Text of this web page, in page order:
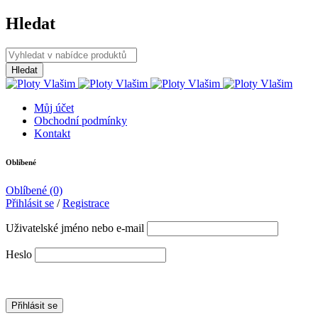
Hledat
Můj účet
Obchodní podmínky
Kontakt
Oblíbené
Oblíbené (0)
Přihlásit se /Registrace
Uživatelské jméno nebo e-mail
Heslo